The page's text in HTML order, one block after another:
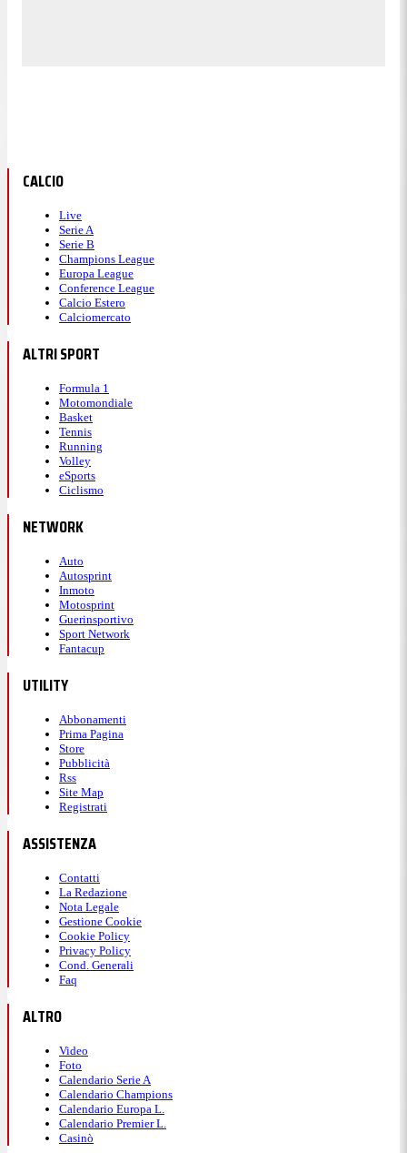
CALCIO
Live
Serie A
Serie B
Champions League
Europa League
Conference League
Calcio Estero
Calciomercato
ALTRI SPORT
Formula 1
Motomondiale
Basket
Tennis
Running
Volley
eSports
Ciclismo
NETWORK
Auto
Autosprint
Inmoto
Motosprint
Guerinsportivo
Sport Network
Fantacup
UTILITY
Abbonamenti
Prima Pagina
Store
Pubblicità
Rss
Site Map
Registrati
ASSISTENZA
Contatti
La Redazione
Nota Legale
Gestione Cookie
Cookie Policy
Privacy Policy
Cond. Generali
Faq
ALTRO
Video
Foto
Calendario Serie A
Calendario Champions
Calendario Europa L.
Calendario Premier L.
Casinò